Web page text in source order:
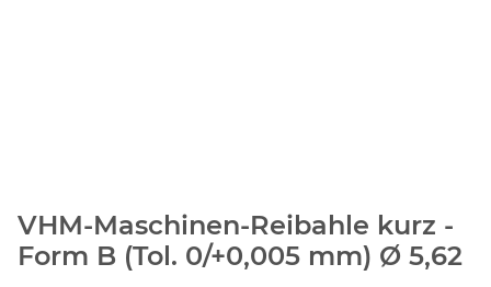
VHM-Maschinen-Reibahle kurz -
Form B (Tol. 0/+0,005 mm) Ø 5,62